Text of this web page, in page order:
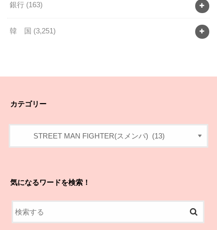
銀行 (163)
韓 国 (3,251)
カテゴリー
気になるワードを検索！